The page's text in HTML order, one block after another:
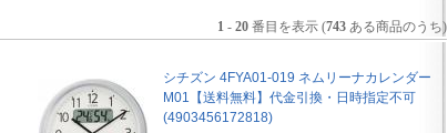
1 - 20 番目を表示 (743 ある商品のうち)
シチズン 4FYA01-019 ネムリーナカレンダー
M01【送料無料】代金引換・日時指定不可
(4903456172818)